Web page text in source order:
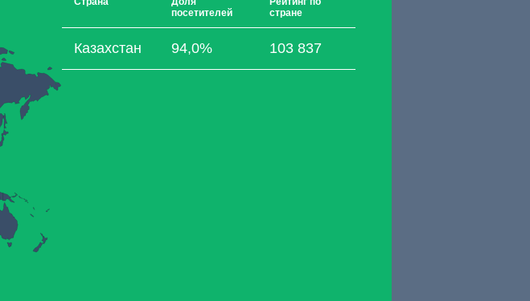
посетителей
стране
Казахстан 94,0% 103 837